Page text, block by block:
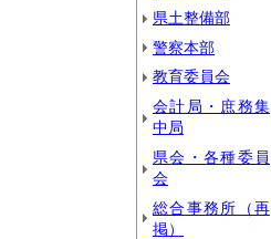
県土整備部
警察本部
教育委員会
会計局・庶務集
中局
県会・各種委員
会
総合事務所（再
掲）